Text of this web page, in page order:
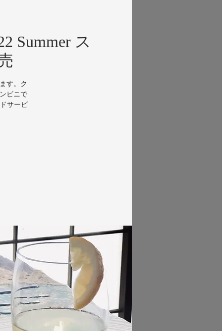
Summer ス
す。ク
ビニで
サービ